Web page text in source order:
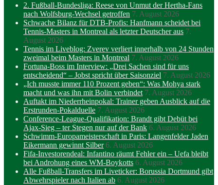
2. Fußball-Bundesliga: Reese von Unmut der Hertha-Fans
nach Wolfsburg-Wechsel getroffen 7. August 2026
Schwache Bilanz für DTB-Profis: Hanfmann scheidet bei
Tennis-Masters in Montreal als letzter Deutscher aus 7.
August 2026
Tennis im Liveblog: Zverev verliert innerhalb von 24 Stunden
zweimal beim Masters in Montreal 7. August 2026
Fortuna-Boss im Interview: „Drei Sachen sind für uns
entscheidend“ – Jobst spricht über Saisonziel 7. August 2026
„Ich musste immer 110 Prozent geben“: Was Mohya stark
macht und was ihn mit Bolin verbindet 7. August 2026
Auftakt im Niederrheinpokal: Trainer geben Ausblick auf die
Erstrunden-Pokalduelle 7. August 2026
Conference-League-Qualifikation: Brandt gibt Debüt bei
Ajax-Sieg – ter Stegen nur auf der Bank 6. August 2026
Schwimm-Europameisterschaft in Paris: Langenfelder Jaden
Eikermann gewinnt Silber 6. August 2026
Fifa-Investorendeal: Infantino räumt Fehler ein – Uefa bleibt
bei Androhung eines WM-Boykotts 6. August 2026
Alle Fußball-Transfers im Liveticker: Borussia Dortmund gibt
Abwehrspieler nach Italien ab 6. August 2026